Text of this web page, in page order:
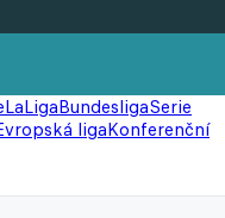
LaLigaBundesligaSerie
ligaKonferenční